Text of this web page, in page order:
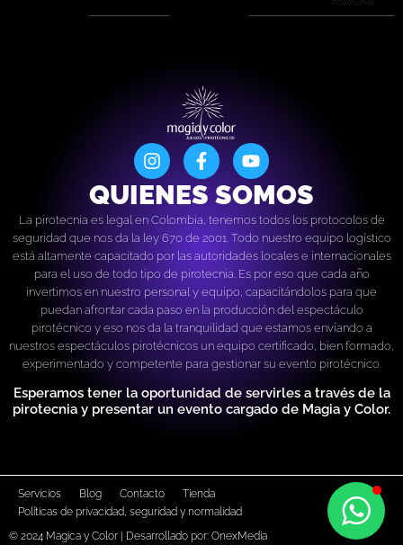
I
n
s
t
a
g
r
a
m
F
a
c
e
b
o
o
k
-
f
Y
o
u
t
u
b
e
QUIENES SOMOS
La pirotecnia es legal en Colombia, tenemos todos los protocolos de
seguridad que nos da la ley 670 de 2001. Todo nuestro equipo logístico
está altamente capacitado por las autoridades locales e internacionales
para el uso de todo tipo de pirotecnia. Es por eso que cada año
invertimos en nuestro personal y equipo, capacitándolos para que
puedan afrontar cada paso en la producción del espectáculo
pirotécnico y eso nos da la tranquilidad que estamos enviando a
nuestros espectáculos pirotécnicos un equipo certificado, bien formado,
experimentado y competente para gestionar su evento pirotécnico.
Esperamos tener la oportunidad de servirles a través de la
pirotecnia y presentar un evento cargado de Magia y Color.
Servicios Blog Contacto
Tienda
Políticas de privacidad, seguridad y normalidad
© 2024 Magica y Color | Desarrollado por: OnexMedia